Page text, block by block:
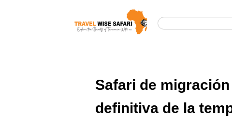
Safari de
definitiva de la